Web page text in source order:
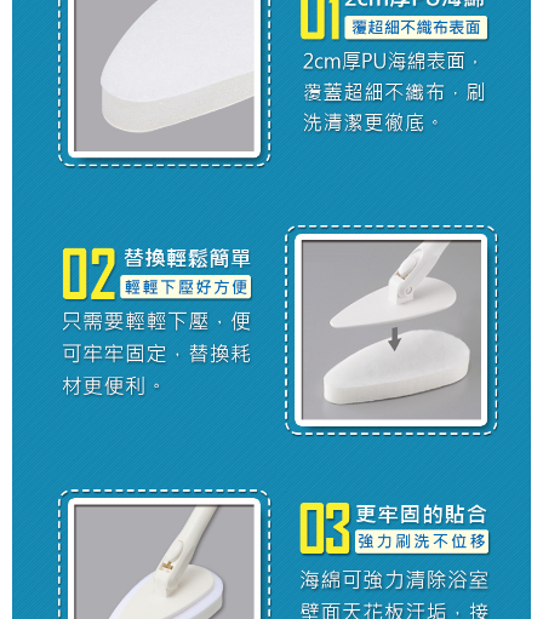
５．嚴禁一人註冊多個帳號或使用他人資訊註冊。若發現惡意使用之情形，
恩沛科技股份有限公司將有權停止該用戶之使用額度並採取法律行動。